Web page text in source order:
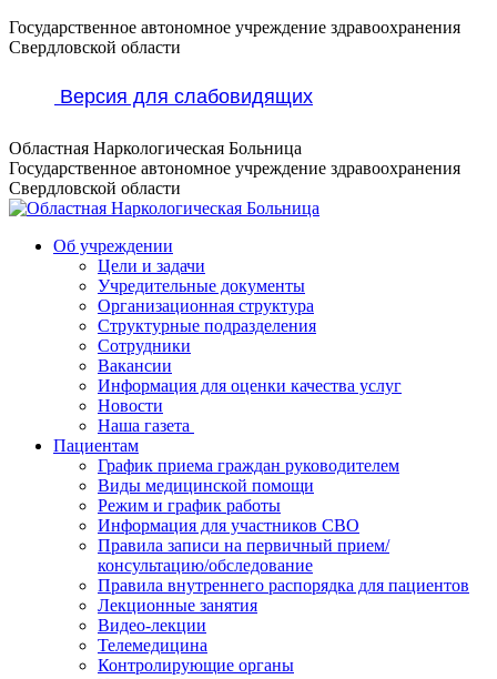
Перейти
к
Государственное автономное учреждение здравоохранения
Свердловской области
Версия для слабовидящих
Областная Наркологическая Больница
Государственное автономное учреждение здравоохранения
Свердловской области
Об учреждении
Цели и задачи
Учредительные документы
Организационная структура
Структурные подразделения
Сотрудники
Вакансии
Информация для оценки качества услуг
Новости
​​Наша газета
Пациентам
График приема граждан руководителем
Виды медицинской помощи
Режим и график работы
Информация для участников СВО
Правила записи на первичный прием/
консультацию/обследование
Правила внутреннего распорядка для пациентов
Лекционные занятия
Видео-лекции
Телемедицина
Контролирующие органы